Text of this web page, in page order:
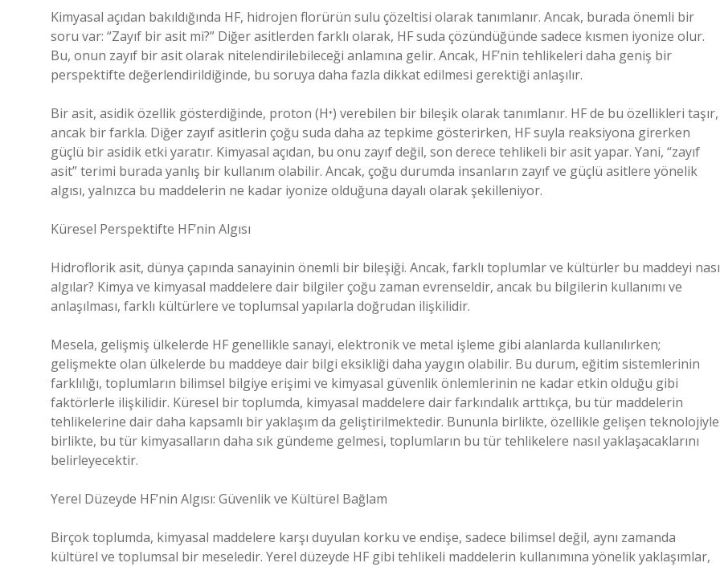
Kimyasal açıdan bakıldığında HF, hidrojen florürün sulu çözeltisi olarak tanımlanır. Ancak, burada önemli bir
soru var: “Zayıf bir asit mi?” Diğer asitlerden farklı olarak, HF suda çözündüğünde sadece kısmen iyonize olur.
Bu, onun zayıf bir asit olarak nitelendirilebileceği anlamına gelir. Ancak, HF’nin tehlikeleri daha geniş bir
perspektifte değerlendirildiğinde, bu soruya daha fazla dikkat edilmesi gerektiği anlaşılır.
Bir asit, asidik özellik gösterdiğinde, proton (H⁺) verebilen bir bileşik olarak tanımlanır. HF de bu özellikleri taşır,
ancak bir farkla. Diğer zayıf asitlerin çoğu suda daha az tepkime gösterirken, HF suyla reaksiyona girerken
güçlü bir asidik etki yaratır. Kimyasal açıdan, bu onu zayıf değil, son derece tehlikeli bir asit yapar. Yani, “zayıf
asit” terimi burada yanlış bir kullanım olabilir. Ancak, çoğu durumda insanların zayıf ve güçlü asitlere yönelik
algısı, yalnızca bu maddelerin ne kadar iyonize olduğuna dayalı olarak şekilleniyor.
Küresel Perspektifte HF’nin Algısı
Hidroflorik asit, dünya çapında sanayinin önemli bir bileşiği. Ancak, farklı toplumlar ve kültürler bu maddeyi
algılar? Kimya ve kimyasal maddelere dair bilgiler çoğu zaman evrenseldir, ancak bu bilgilerin kullanımı ve
anlaşılması, farklı kültürlere ve toplumsal yapılarla doğrudan ilişkilidir.
Mesela, gelişmiş ülkelerde HF genellikle sanayi, elektronik ve metal işleme gibi alanlarda kullanılırken;
gelişmekte olan ülkelerde bu maddeye dair bilgi eksikliği daha yaygın olabilir. Bu durum, eğitim sistemlerinin
farklılığı, toplumların bilimsel bilgiye erişimi ve kimyasal güvenlik önlemlerinin ne kadar etkin olduğu gibi
faktörlerle ilişkilidir. Küresel bir toplumda, kimyasal maddelere dair farkındalık arttıkça, bu tür maddelerin
tehlikelerine dair daha kapsamlı bir yaklaşım da geliştirilmektedir. Bununla birlikte, özellikle gelişen teknolojiyle
birlikte, bu tür kimyasalların daha sık gündeme gelmesi, toplumların bu tür tehlikelere nasıl yaklaşacaklarını
belirleyecektir.
Yerel Düzeyde HF’nin Algısı: Güvenlik ve Kültürel Bağlam
Birçok toplumda, kimyasal maddelere karşı duyulan korku ve endişe, sadece bilimsel değil, aynı zamanda
kültürel ve toplumsal bir meseledir. Yerel düzeyde HF gibi tehlikeli maddelerin kullanımına yönelik yaklaşımlar,